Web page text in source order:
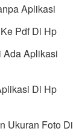
Aplikasi
Pdf Di Hp
Ada Aplikasi
Di Hp
Ukuran Foto Di